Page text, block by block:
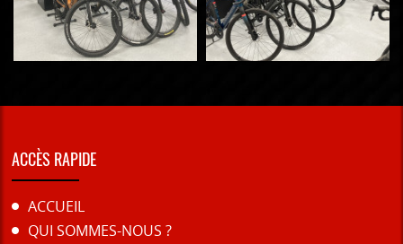
ACCÈS RAPIDE
ACCUEIL
QUI SOMMES-NOUS ?